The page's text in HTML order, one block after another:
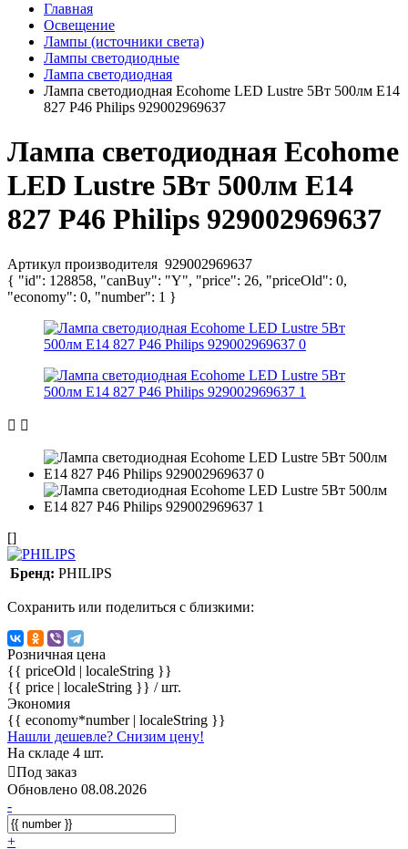
Главная
Освещение
Лампы (источники света)
Лампы светодиодные
Лампа светодиодная
Лампа светодиодная Ecohome LED Lustre 5Вт 500лм E14
827 P46 Philips 929002969637
Лампа светодиодная Ecohome
LED Lustre 5Вт 500лм E14
827 P46 Philips 929002969637
Артикул производителя 929002969637
{ "id": 128858, "canBuy": "Y", "price": 26, "priceOld": 0,
"economy": 0, "number": 1 }
[]
Бренд: PHILIPS
Сохранить или поделиться с близкими:
Розничная цена
{{ priceOld | localeString }}
{{ price | localeString }} / шт.
Экономия
{{ economy*number | localeString }}
Нашли дешевле? Снизим цену!
На складе 4 шт.
Под заказ
Обновлено 08.08.2026
-
+